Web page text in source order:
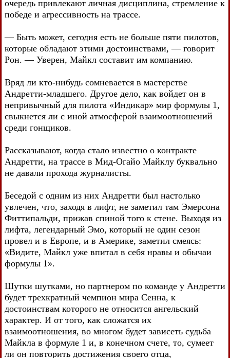
очередь привлекают личная дисциплина, стремление к
победе и агрессивность на трассе.
— Быть может, сегодня есть не больше пяти пилотов,
которые обладают этими достоинствами, — говорит
Рон. — Уверен, Майкл составит им компанию.
Вряд ли кто-нибудь сомневается в мастерстве
Андретти-младшего. Другое дело, как войдет он в
непривычный для пилота «Индикар» мир формулы 1,
свыкнется ли с иной атмосферой взаимоотношений
среди гонщиков.
Рассказывают, когда стало известно о контракте
Андретти, на трассе в Мид-Огайо Майклу буквально
не давали прохода журналисты.
Беседой с одним из них Андретти был настолько
увлечен, что, заходя в лифт, не заметил там Эмерсона
Фиттипальди, прижав спиной того к стене. Выходя из
лифта, легендарный Эмо, который не один сезон
провел и в Европе, и в Америке, заметил смеясь:
«Видите, Майкл уже впитал в себя нравы и обычаи
формулы 1».
Шутки шутками, но партнером по команде у Андретти
будет трехкратный чемпион мира Сенна, к
достоинствам которого не относится ангельский
характер. И от того, как сложатся их
взаимоотношения, во многом будет зависеть судьба
Майкла в формуле 1 и, в конечном счете, то, сумеет
ли он повторить достижения своего отца,